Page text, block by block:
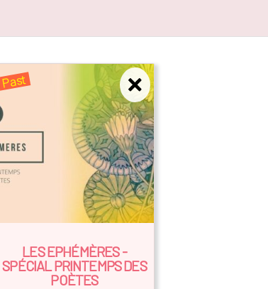
LES EPHÉMÈRES -
SPÉCIAL PRINTEMPS DES
POÈTES
Past